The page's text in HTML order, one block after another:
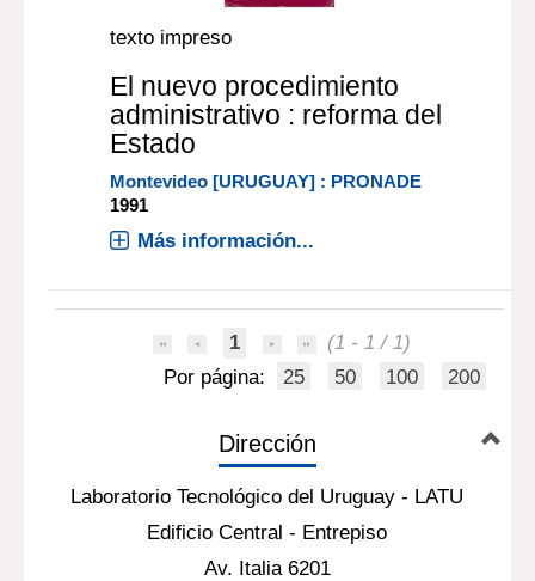
texto impreso
El nuevo procedimiento
administrativo : reforma del
Estado
Montevideo [URUGUAY] : PRONADE
1991
Más información...
1
(1 - 1 / 1)
Por página:
25 50 100 200
Dirección
Laboratorio Tecnológico del Uruguay - LATU
Edificio Central - Entrepiso
Av. Italia 6201